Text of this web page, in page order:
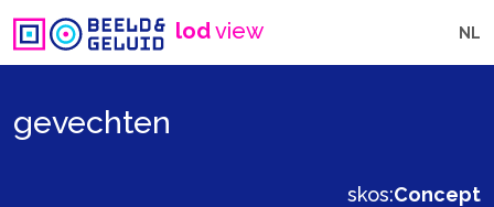
lodview NL
gevechten
skos:Concept